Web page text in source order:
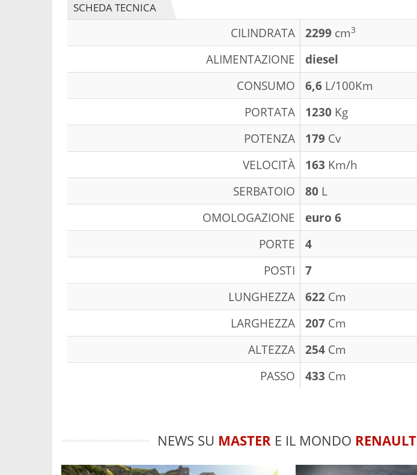
SCHEDA TECNICA
CILINDRATA 2299 cm3
ALIMENTAZIONE
diesel
CONSUMO
6,6 L/100Km
PORTATA
1230 Kg
POTENZA
179 Cv
VELOCITÀ
163 Km/h
SERBATOIO
80 L
OMOLOGAZIONE
euro 6
PORTE
4
POSTI
7
LUNGHEZZA
622 Cm
LARGHEZZA
207 Cm
ALTEZZA
254 Cm
PASSO
433 Cm
NEWS SU MASTERE IL MONDO RENAULT